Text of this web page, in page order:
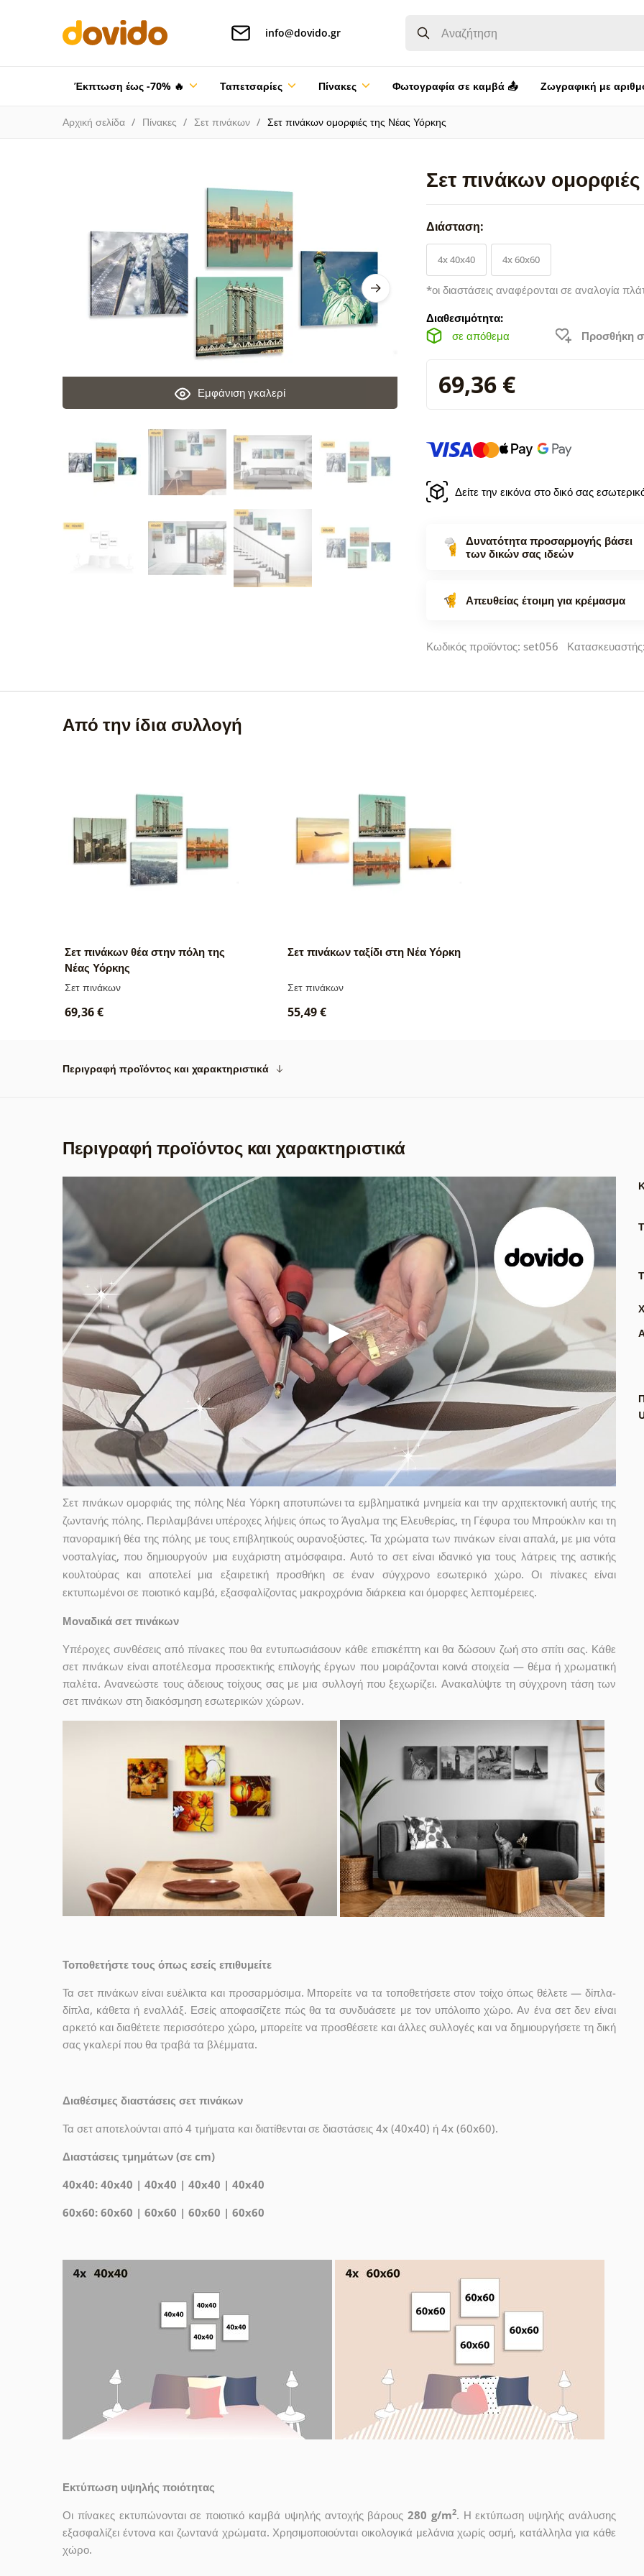
info@dovido.gr
Έκπτωση έως -70% 🔥 Ταπετσαρίες Πίνακες Φωτογραφία σε καμβά 📤 Ζωγραφική με
Αρχική σελίδα Πίνακες Σετ πινάκων Σετ πινάκων ομορφιές της Νέας Υόρκης
Σετ πινάκων
Εμφάνιση γκαλερί
Διάσταση:
4x 40x40 4x 60x60
*οι διαστάσεις αναφέρονται σε αναλογία
Διαθεσιμότητα:
σε απόθεμα
Προσθήκη
69,36 €
Δείτε την εικόνα στο δικό σας
Δυνατότητα προσαρμογής βάσει
των δικών σας ιδεών
Απευθείας έτοιμη για κρέμασμα
Κωδικός προϊόντος: set056 Κατασκευαστής:
Από την ίδια συλλογή
Σετ πινάκων θέα στην πόλη της
Νέας Υόρκης
Σετ πινάκων
69,36 €
Σετ πινάκων ταξίδι στη Νέα Υόρκη
Σετ πινάκων
55,49 €
Περιγραφή προϊόντος και χαρακτηριστικά
Περιγραφή προϊόντος και χαρακτηριστικά
Σετ πινάκων ομορφιάς της πόλης Νέα Υόρκη αποτυπώνει τα εμβληματικά μνημεία και την αρχιτεκτονική αυτής της
ζωντανής πόλης. Περιλαμβάνει υπέροχες λήψεις όπως το Άγαλμα της Ελευθερίας, τη Γέφυρα του Μπρούκλιν και τη
πανοραμική θέα της πόλης με τους επιβλητικούς ουρανοξύστες. Τα χρώματα των πινάκων είναι απαλά, με μια νότα
νοσταλγίας, που δημιουργούν μια ευχάριστη ατμόσφαιρα. Αυτό το σετ είναι ιδανικό για τους λάτρεις της αστικής
κουλτούρας και αποτελεί μια εξαιρετική προσθήκη σε έναν σύγχρονο εσωτερικό χώρο. Οι πίνακες είναι
εκτυπωμένοι σε ποιοτικό καμβά, εξασφαλίζοντας μακροχρόνια διάρκεια και όμορφες λεπτομέρειες.
Μοναδικά σετ πινάκων
Υπέροχες συνθέσεις από πίνακες που θα εντυπωσιάσουν κάθε επισκέπτη και θα δώσουν ζωή στο σπίτι σας. Κάθε
σετ πινάκων είναι αποτέλεσμα προσεκτικής επιλογής έργων που μοιράζονται κοινά στοιχεία — θέμα ή χρωματική
παλέτα. Ανανεώστε τους άδειους τοίχους σας με μια συλλογή που ξεχωρίζει. Ανακαλύψτε τη σύγχρονη τάση των
σετ πινάκων στη διακόσμηση εσωτερικών χώρων.
Τοποθετήστε τους όπως εσείς επιθυμείτε
Τα σετ πινάκων είναι ευέλικτα και προσαρμόσιμα. Μπορείτε να τα τοποθετήσετε στον τοίχο όπως θέλετε — δίπλα-
δίπλα, κάθετα ή εναλλάξ. Εσείς αποφασίζετε πώς θα τα συνδυάσετε με τον υπόλοιπο χώρο. Αν ένα σετ δεν είναι
αρκετό και διαθέτετε περισσότερο χώρο, μπορείτε να προσθέσετε και άλλες συλλογές και να δημιουργήσετε τη δική
σας γκαλερί που θα τραβά τα βλέμματα.
Διαθέσιμες διαστάσεις σετ πινάκων
Τα σετ αποτελούνται από 4 τμήματα και διατίθενται σε διαστάσεις 4x (40x40) ή 4x (60x60).
Διαστάσεις τμημάτων (σε cm)
40x40: 40x40 | 40x40 | 40x40 | 40x40
60x60: 60x60 | 60x60 | 60x60 | 60x60
Εκτύπωση υψηλής ποιότητας
Οι πίνακες εκτυπώνονται σε ποιοτικό καμβά υψηλής αντοχής βάρους280 g/m2. Η εκτύπωση υψηλής ανάλυσης
εξασφαλίζει έντονα και ζωντανά χρώματα. Χρησιμοποιούνται οικολογικά μελάνια χωρίς οσμή, κατάλληλα για κάθε
χώρο.